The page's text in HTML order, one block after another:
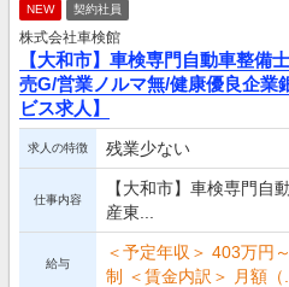
NEW 契約社員
株式会社車検館
【大和市】車検専門自動車整
売G/営業ノルマ無/健康優良企業
ビス求人】
求人の特徴 残業少ない
仕事内容
【大和市】車検専門
産東...
給与
＜予定年収＞ 403万円
制 ＜賃金内訳＞ 月額（...